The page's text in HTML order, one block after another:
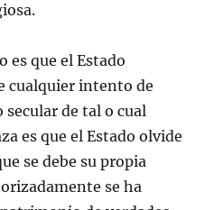
es que el Estado
cualquier intento de
de tal o cual
es que el Estado olvide
se debe su propia
se ha